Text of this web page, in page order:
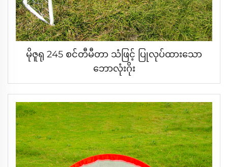
မိုဇူရု 245 စင်တီမီတာ သံဖြင့် ပြုလုပ်ထားသော
ဘောလုံးဂိုး